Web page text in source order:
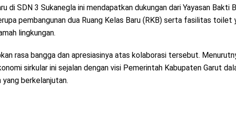
di SDN 3 Sukanegla ini mendapatkan dukungan dari Yayasan Bakti
pembangunan dua Ruang Kelas Baru (RKB) serta fasilitas toilet
lingkungan.
rasa bangga dan apresiasinya atas kolaborasi tersebut.
sirkular ini sejalan dengan visi Pemerintah Kabupaten Garut
berkelanjutan.